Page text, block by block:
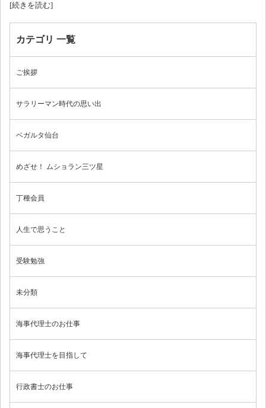
[続きを読む]
カテゴリ 一覧
ご挨拶
サラリーマン時代の思い出
ベガルタ仙台
めざせ！ ムショラン三ツ星
丁種会員
人生で思うこと
受験勉強
未分類
海事代理士のお仕事
海事代理士を目指して
行政書士のお仕事